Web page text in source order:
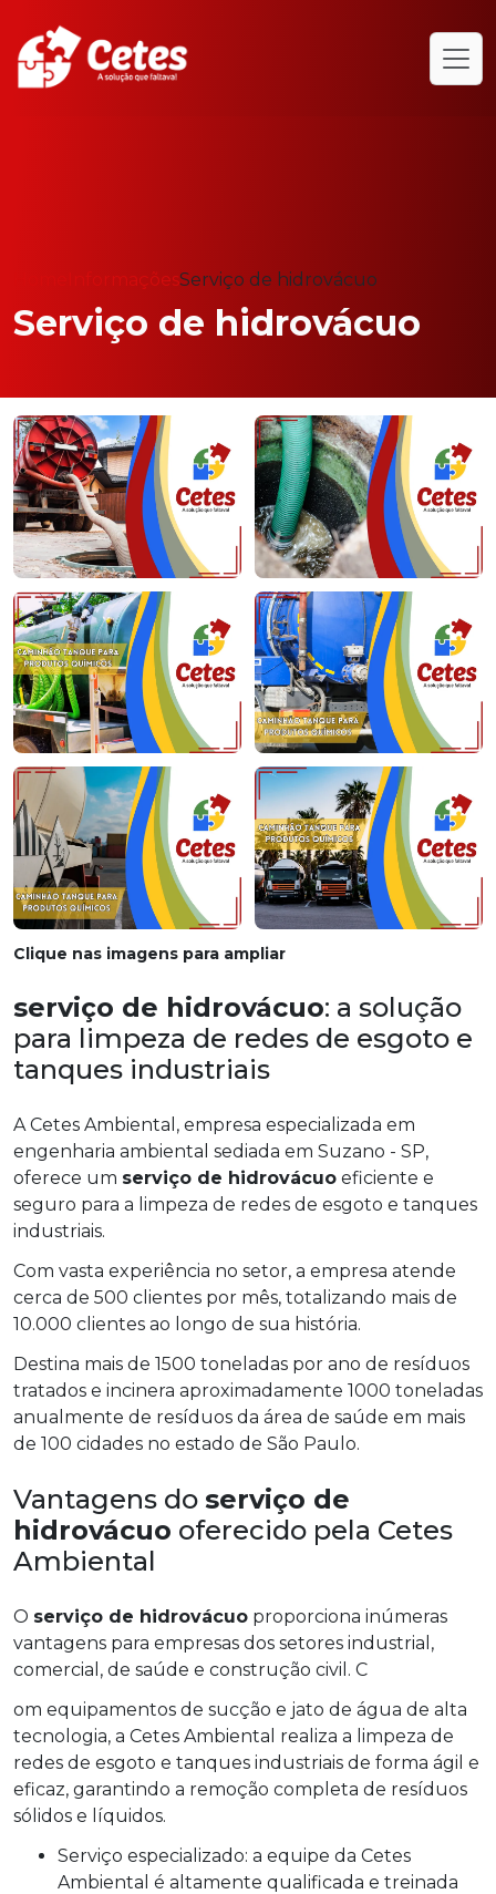
InformaçõesServiço de hidrovácuo
Serviço de hidrovácuo
Clique nas imagens para ampliar
serviço de hidrovácuo: a solução
para limpeza de redes de esgoto e
tanques industriais
A Cetes Ambiental, empresa especializada em
engenharia ambiental sediada em Suzano - SP,
oferece um serviço de hidrovácuo eficiente e
seguro para a limpeza de redes de esgoto e tanques
industriais.
Com vasta experiência no setor, a empresa atende
cerca de 500 clientes por mês, totalizando mais de
10.000 clientes ao longo de sua história.
Destina mais de 1500 toneladas por ano de resíduos
tratados e incinera aproximadamente 1000 toneladas
anualmente de resíduos da área de saúde em mais
de 100 cidades no estado de São Paulo.
Vantagens do serviço de
hidrovácuo oferecido pela Cetes
Ambiental
O serviço de hidrovácuo proporciona inúmeras
vantagens para empresas dos setores industrial,
comercial, de saúde e construção civil. C
om equipamentos de sucção e jato de água de alta
tecnologia, a Cetes Ambiental realiza a limpeza de
redes de esgoto e tanques industriais de forma ágil e
eficaz, garantindo a remoção completa de resíduos
sólidos e líquidos.
Serviço especializado: a equipe da Cetes
Ambiental é altamente qualificada e treinada